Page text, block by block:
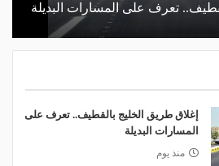
تعرف على المسارات البديلة
إغلاق طريق الخليج بالقطيف.. تعرف على
المسارات البديلة
منذ يوم